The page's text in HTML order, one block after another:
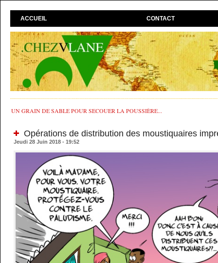
ACCUEIL CONTACT
UN GRAIN DE SABLE POUR SECOUER LA POUSSIÈRE...
Opérations de distribution des moustiquaires
Jeudi 28 Juin 2018 - 19:52